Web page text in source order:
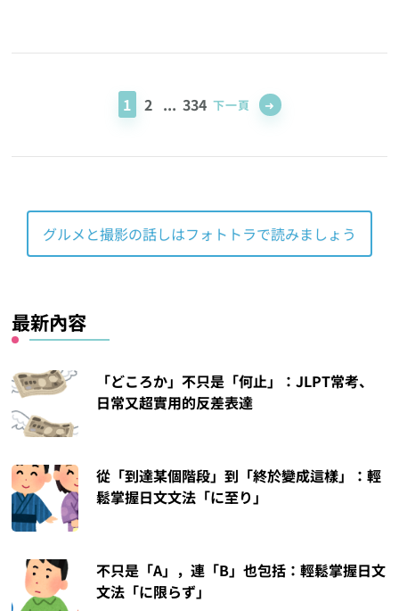
pagination
頁
1
頁
2 ... 頁
334 下一頁
グルメと撮影の話しはフォトトラで読みましょう
最新內容
「どころか」不只是「何止」：JLPT常考、
日常又超實用的反差表達
從「到達某個階段」到「終於變成這樣」：輕
鬆掌握日文文法「に至り」
不只是「A」，連「B」也包括：輕鬆掌握日文
文法「に限らず」